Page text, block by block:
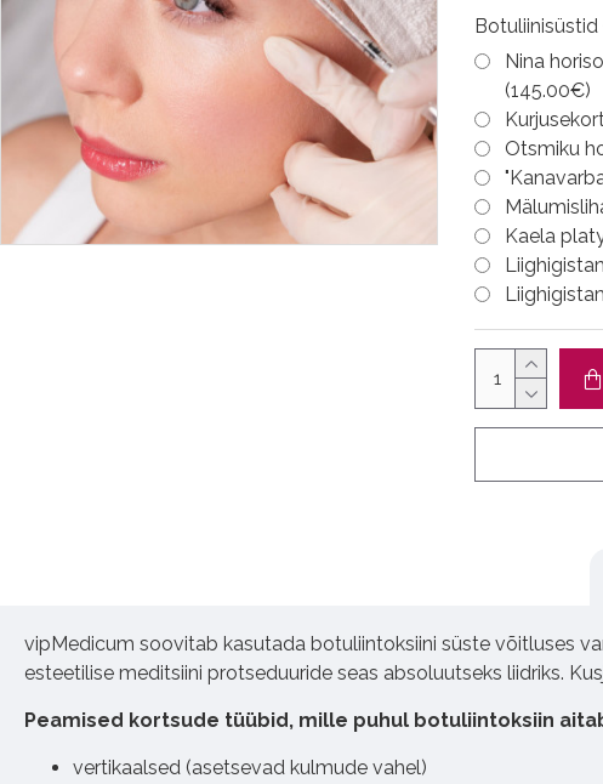
Nina
(145.00€)
Otsmiku
Kaela
vipMedicum soovitab kasutada botuliintoksiini süste võitluses
esteetilise meditsiini protseduuride seas absoluutseks liidriks.
Peamised kortsude tüübid, mille puhul botuliintoksiin
vertikaalsed (asetsevad kulmude vahel)